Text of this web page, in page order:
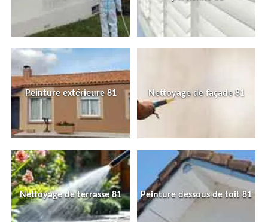
Peinture extérieure 81 Nettoyage de façade 81
Nettoyage de terrasse 81 Peinture dessous de toit 81